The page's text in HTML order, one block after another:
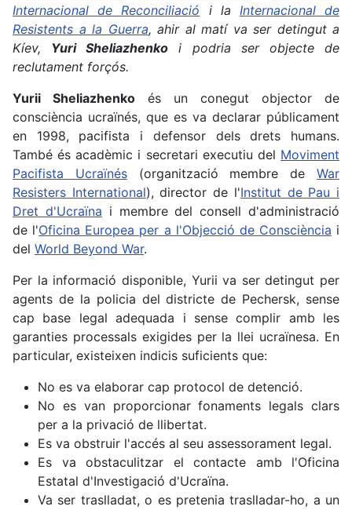
Internacional de Reconciliació i la Internacional de
Resistents a la Guerra, ahir al matí va ser detingut a
Kíev, Yuri Sheliazhenko i podria ser objecte de
reclutament forçós.
Yurii Sheliazhenko és un conegut objector de
consciència ucraïnés, que es va declarar públicament
en 1998, pacifista i defensor dels drets humans.
També és acadèmic i secretari executiu del Moviment
Pacifista Ucraïnés(organització membre deWar
Resisters International), director de l'Institut de Pau i
Dret d'Ucraïna i membre del consell d'administració
de l'Oficina Europea per a l'Objecció de Consciència i
del World Beyond War.
Per la informació disponible, Yurii va ser detingut per
agents de la policia del districte de Pechersk, sense
cap base legal adequada i sense complir amb les
garanties processals exigides per la llei ucraïnesa. En
particular, existeixen indicis suficients que:
No es va elaborar cap protocol de detenció.
No es van proporcionar fonaments legals clars
per a la privació de llibertat.
Es va obstruir l'accés al seu assessorament legal.
Es va obstaculitzar el contacte amb l'Oficina
Estatal d'Investigació d'Ucraïna.
Va ser traslladat, o es pretenia traslladar-ho, a un